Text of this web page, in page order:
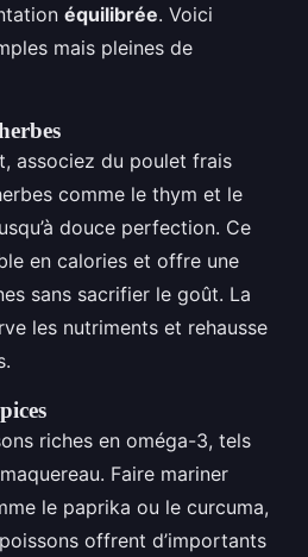
équilibrée. Voici
mais pleines de
associez du poulet frais
comme le thym et le
douce perfection. Ce
en calories et offre une
sans sacrifier le goût. La
les nutriments et rehausse
riches en oméga-3, tels
Faire mariner
le paprika ou le curcuma,
offrent d’importants